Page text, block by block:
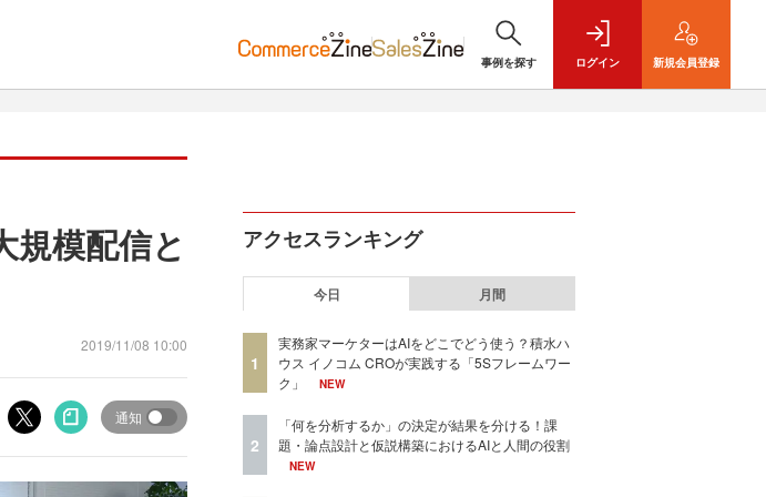
事例を探す ログイン 新規会員登録
模配信と
2019/11/08 10:00
通知
アクセスランキング
今日 月間
1
実務家マーケターはAIをどこでどう使う？積水ハ
ウス イノコム CROが実践する「5Sフレームワー
ク」
NEW
2
「何を分析するか」の決定が結果を分ける！課
題・論点設計と仮説構築におけるAIと人間の役割
NEW